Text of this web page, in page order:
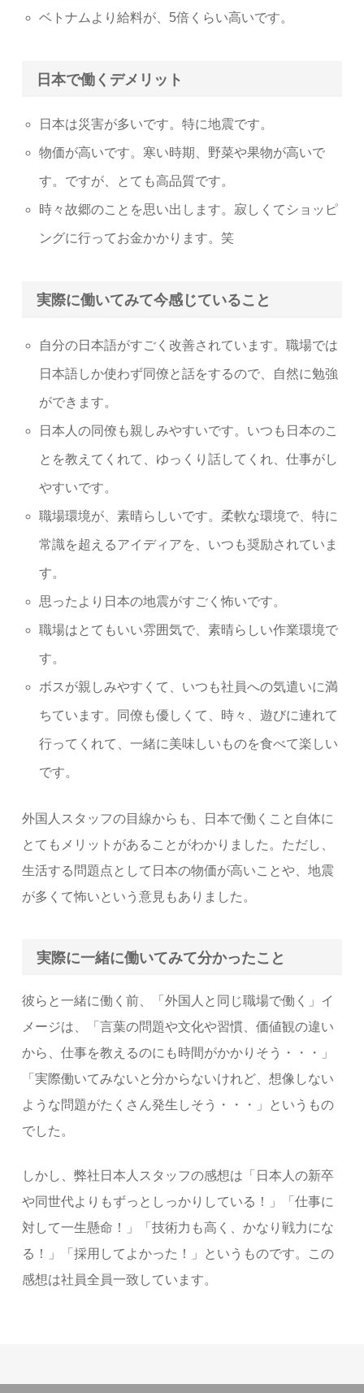
ベトナムより給料が、5倍くらい高いです。
日本で働くデメリット
日本は災害が多いです。特に地震です。
物価が高いです。寒い時期、野菜や果物が高いで
す。ですが、とても高品質です。
時々故郷のことを思い出します。寂しくてショッピ
ングに行ってお金かかります。笑
実際に働いてみて今感じていること
自分の日本語がすごく改善されています。職場では
日本語しか使わず同僚と話をするので、自然に勉強
ができます。
日本人の同僚も親しみやすいです。いつも日本のこ
とを教えてくれて、ゆっくり話してくれ、仕事がし
やすいです。
職場環境が、素晴らしいです。柔軟な環境で、特に
常識を超えるアイディアを、いつも奨励されていま
す。
思ったより日本の地震がすごく怖いです。
職場はとてもいい雰囲気で、素晴らしい作業環境で
す。
ボスが親しみやすくて、いつも社員への気遣いに満
ちています。同僚も優しくて、時々、遊びに連れて
行ってくれて、一緒に美味しいものを食べて楽しい
です。
外国人スタッフの目線からも、日本で働くこと自体に
とてもメリットがあることがわかりました。ただし、
生活する問題点として日本の物価が高いことや、地震
が多くて怖いという意見もありました。
実際に一緒に働いてみて分かったこと
彼らと一緒に働く前、「外国人と同じ職場で働く」イ
メージは、「言葉の問題や文化や習慣、価値観の違い
から、仕事を教えるのにも時間がかかりそう・・・」
「実際働いてみないと分からないけれど、想像しない
ような問題がたくさん発生しそう・・・」というもの
でした。
しかし、弊社日本人スタッフの感想は「日本人の新卒
や同世代よりもずっとしっかりしている！」「仕事に
対して一生懸命！」「技術力も高く、かなり戦力にな
る！」「採用してよかった！」というものです。この
感想は社員全員一致しています。